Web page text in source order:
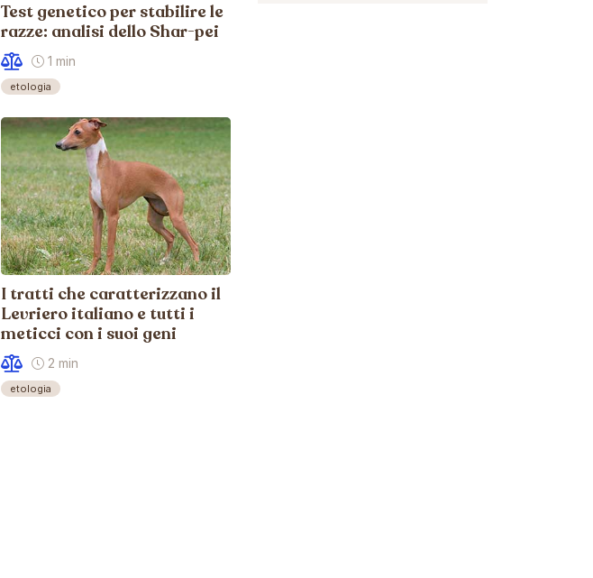
Test genetico per stabilire le
razze: analisi dello Shar-pei
1 min
etologia
I tratti che caratterizzano il
Levriero italiano e tutti i
meticci con i suoi geni
2 min
etologia